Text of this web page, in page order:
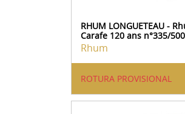
RHUM LONGUETEAU -
Carafe 120 ans n°335/
Rhum
ROTURA PROVISIONAL